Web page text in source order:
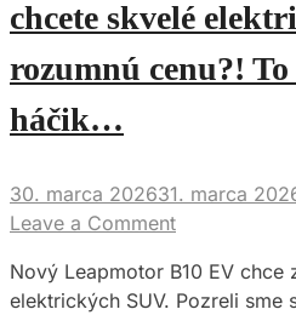
chcete skvelé
rozumnú cenu?!
háčik…
30. marca 202631. marca
Leave a Comment
Nový Leapmotor B10 EV chce
elektrických SUV. Pozreli sme